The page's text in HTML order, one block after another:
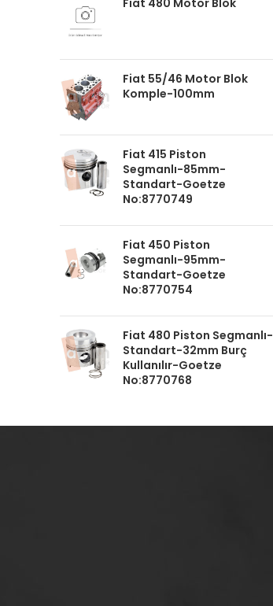
Fiat 480 Motor Blok
Fiat 55/46 Motor Blok
Komple-100mm
Fiat 415 Piston
Segmanlı-85mm-
Standart-Goetze
No:8770749
Fiat 450 Piston
Segmanlı-95mm-
Standart-Goetze
No:8770754
Fiat 480 Piston Segmanlı-
Standart-32mm Burç
Kullanılır-Goetze
No:8770768